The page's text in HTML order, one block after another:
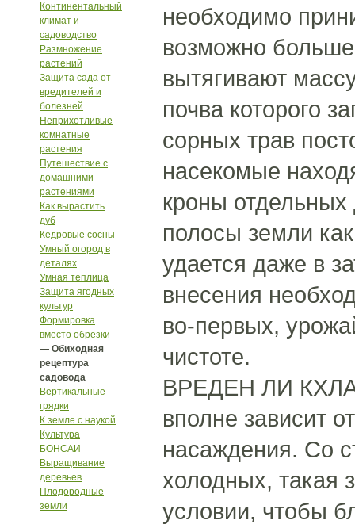
Континентальный
климат и
садоводство
Размножение
растений
Защита сада от
вредителей и
болезней
Неприхотливые
комнатные
растения
Путешествие с
домашними
растениями
Как вырастить
дуб
Кедровые сосны
Умный огород в
деталях
Умная теплица
Защита ягодных
культур
Формировка
вместо обрезки
— Обиходная
рецептура
садовода
Вертикальные
грядки
К земле с наукой
Культура
БОНСАИ
Выращивание
деревьев
Плодородные
земли
необходимо
возможно
вытягивают
почва которого
сорных трав
насекомые
кроны
полосы земли
удается даже в
внесения
во-первых,
чистоте.
ВРЕДЕН ЛИ
вполне зависит
насаждения. Со
холодных, такая
условии, чтобы